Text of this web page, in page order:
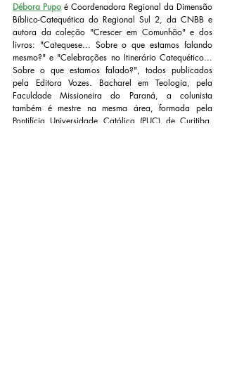
Débora Pupo é Coordenadora Regional da Dimensão
Bíblico-Catequética do Regional Sul 2, da CNBB e
autora da coleção "Crescer em Comunhão" e dos
livros: "Catequese... Sobre o que estamos falando
mesmo?" e "Celebrações no Itinerário Catequético...
Sobre o que estamos falado?", todos publicados
pela Editora Vozes. Bacharel em Teologia, pela
Faculdade Missioneira do Paraná, a colunista
também é mestre na mesma área, formada pela
Pontifícia Universidade Católica (PUC) de Curitiba,